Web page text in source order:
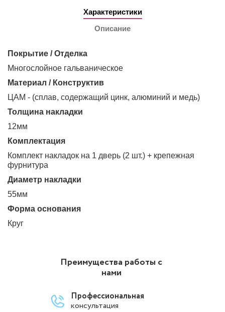
Характеристики
Описание
Покрытие / Отделка
Многослойное гальваническое
Материал / Конструктив
ЦАМ - (сплав, содержащий цинк, алюминий и медь)
Толщина накладки
12мм
Комплектация
Комплект накладок на 1 дверь (2 шт.) + крепежная
фурнитура
Диаметр накладки
55мм
Форма основания
Круг
Преимущества работы с
нами
Профессиональная
консультация